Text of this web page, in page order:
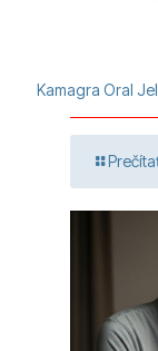
Kamagra Oral